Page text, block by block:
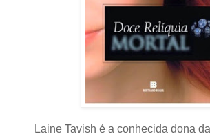
Laine Tavish é a conhecida dona